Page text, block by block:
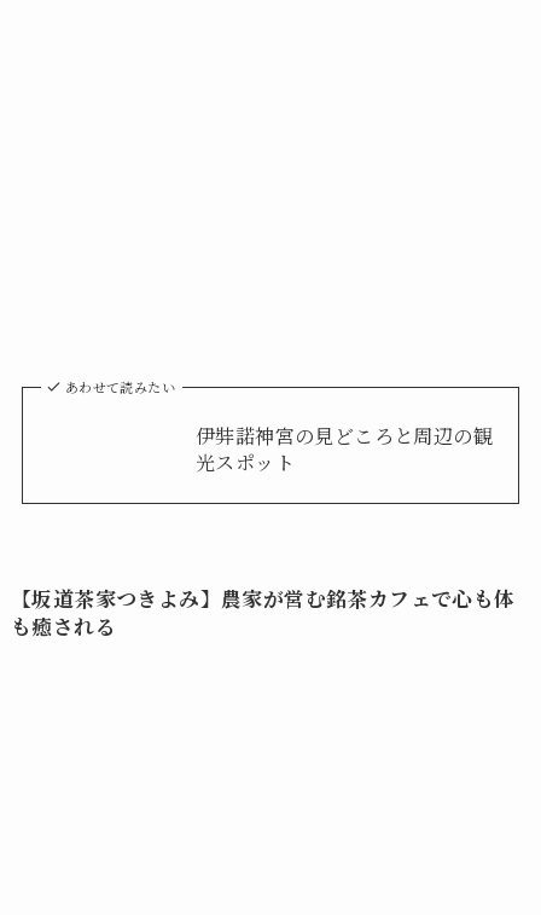
あわせて読みたい
伊弉諾神宮の見どころと周辺の観
光スポット
【坂道茶家つきよみ】農家が営む銘茶カフェで心も体
も癒される